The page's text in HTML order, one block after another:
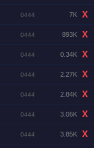
0444 7K
X
0444 893K
X
0444 0.34K
X
0444 2.27K
X
0444 2.84K
X
0444 3.06K
X
0444 3.85K
X